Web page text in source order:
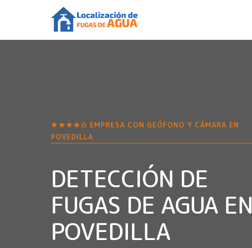
★★★★✩ EMPRESA CON GEÓFONO Y CÁMARA EN
POVEDILLA
DETECCIÓN DE
FUGAS DE AGUA EN
POVEDILLA